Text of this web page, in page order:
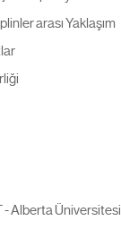
arası Yaklaşım
- Alberta Üniversitesi